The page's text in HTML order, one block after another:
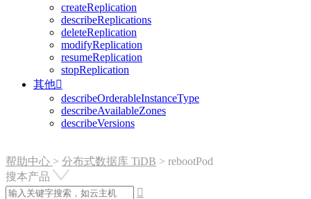
createReplication
describeReplications
deleteReplication
modifyReplication
resumeReplication
stopReplication
其他
describeOrderableInstanceType
describeAvailableZones
describeVersions
帮助中心 > 分布式数据库 TiDB > rebootPod
搜本产品
